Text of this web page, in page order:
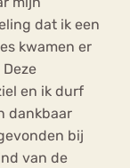
dat ik een
kwamen er
en ik durf
dankbaar
bij
van de